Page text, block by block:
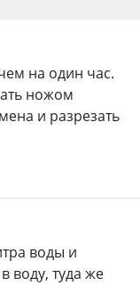
на один час.
ножом
и разрезать
воды и
воду, туда же